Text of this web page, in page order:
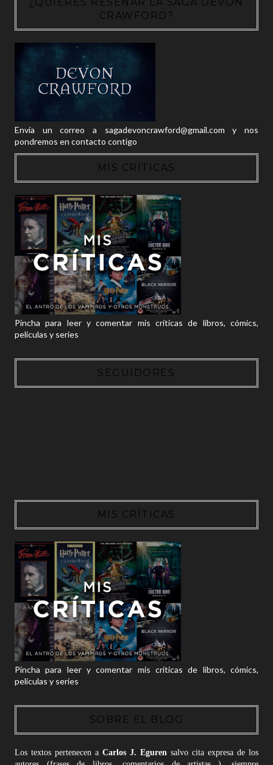
CRAWFORD?
Envía un correo a sagadevoncrawford@gmail.com y nos
pondremos en contacto contigo
MIS CRÍTICAS
Pincha para leer y comentar mis críticas de libros, cómics,
películas y series
SEGUIDORES
MIS CRÍTICAS
Pincha para leer y comentar mis críticas de libros, cómics,
películas y series
SOBRE EL BLOG
Los textos pertenecen a Carlos J. Egurensalvo cita expresa de los